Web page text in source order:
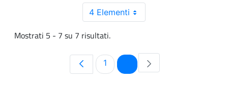
4 Elementi
Mostrati 5 - 7 su 7 risultati.
Pagina
1 Pagina